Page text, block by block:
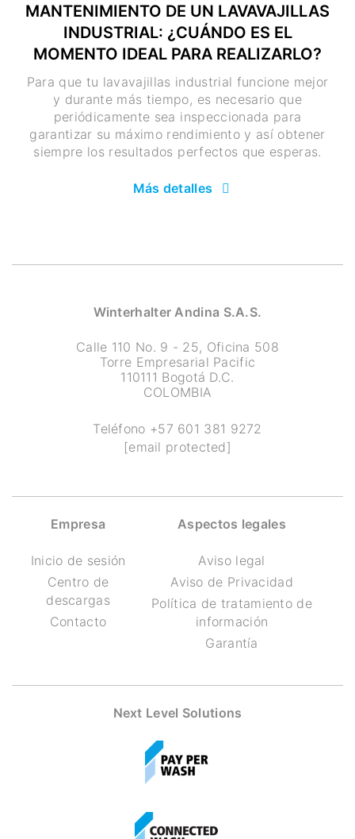
MANTENIMIENTO DE UN LAVAVAJILLAS
INDUSTRIAL: ¿CUÁNDO ES EL
MOMENTO IDEAL PARA REALIZARLO?
Para que tu lavavajillas industrial funcione mejor
y durante más tiempo, es necesario que
periódicamente sea inspeccionada para
garantizar su máximo rendimiento y así obtener
siempre los resultados perfectos que esperas.
Más detalles
Winterhalter Andina S.A.S.
Calle 110 No. 9 - 25, Oficina 508
Torre Empresarial Pacific
110111 Bogotá D.C.
COLOMBIA
Teléfono +57 601 381 9272
[email protected]
Empresa
Inicio de sesión
Centro de
descargas
Contacto
Aspectos legales
Aviso legal
Aviso de Privacidad
Política de tratamiento de
información
Garantía
Next Level Solutions